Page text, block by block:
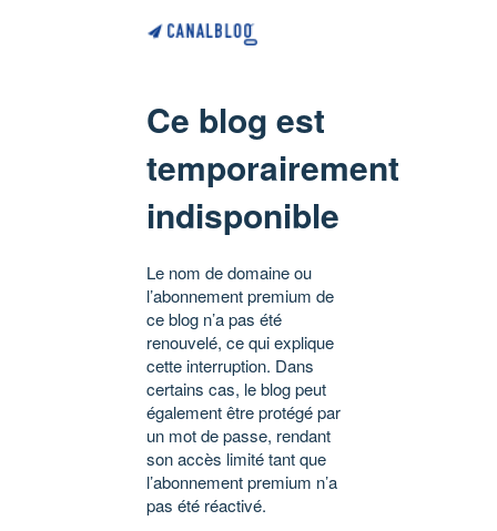
Ce blog est
temporairement
indisponible
Le nom de domaine ou
l’abonnement premium de
ce blog n’a pas été
renouvelé, ce qui explique
cette interruption. Dans
certains cas, le blog peut
également être protégé par
un mot de passe, rendant
son accès limité tant que
l’abonnement premium n’a
pas été réactivé.